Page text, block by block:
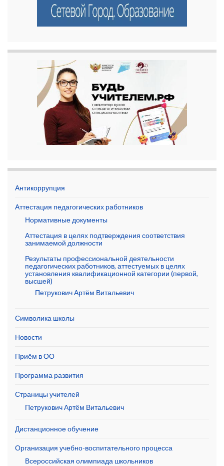
Антикоррупция
Аттестация педагогических работников
Нормативные документы
Аттестация в целях подтверждения соответствия
занимаемой должности
Результаты профессиональной деятельности
педагогических работников, аттестуемых в целях
установления квалификационной категории (первой,
высшей)
Петрукович Артём Витальевич
Символика школы
Новости
Приём в ОО
Программа развития
Страницы учителей
Петрукович Артём Витальевич
Дистанционное обучение
Организация учебно-воспитательного процесса
Всероссийская олимпиада школьников